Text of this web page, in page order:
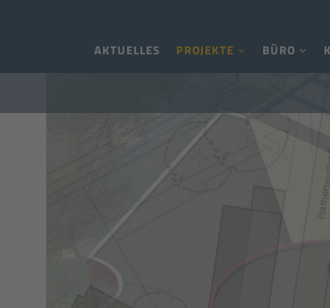
AKTUELLES PROJEKTE BÜRO